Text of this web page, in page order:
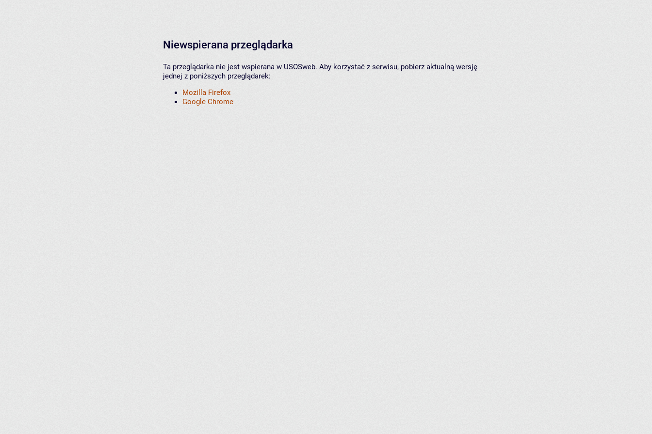
Niewspierana przeglądarka
Ta przeglądarka nie jest wspierana w USOSweb. Aby korzystać z serwisu, pobierz aktualną wersję
jednej z poniższych przeglądarek:
Mozilla Firefox
Google Chrome